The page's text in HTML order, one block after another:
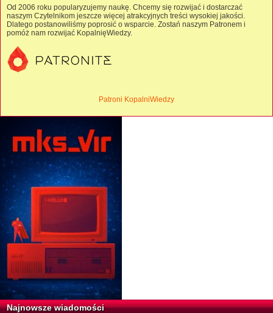
Od 2006 roku popularyzujemy naukę. Chcemy się rozwijać i dostarczać
naszym Czytelnikom jeszcze więcej atrakcyjnych treści wysokiej jakości.
Dlatego postanowiliśmy poprosić o wsparcie. Zostań naszym Patronem i
pomóż nam rozwijać KopalnięWiedzy.
Patroni KopalniWiedzy
Najnowsze wiadomości